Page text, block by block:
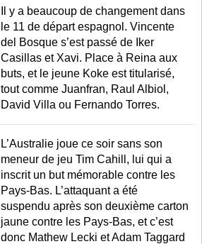
Il y a beaucoup de changement dans
le 11 de départ espagnol. Vincente
del Bosque s’est passé de Iker
Casillas et Xavi. Place à Reina aux
buts, et le jeune Koke est titularisé,
tout comme Juanfran, Raul Albiol,
David Villa ou Fernando Torres.
L’Australie joue ce soir sans son
meneur de jeu Tim Cahill, lui qui a
inscrit un but mémorable contre les
Pays-Bas. L’attaquant a été
suspendu après son deuxième carton
jaune contre les Pays-Bas, et c’est
donc Mathew Lecki et Adam Taggard